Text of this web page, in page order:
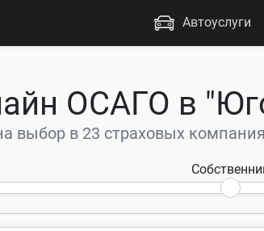
Автоуслуги
ОСАГО в
выбор в 23 страховых